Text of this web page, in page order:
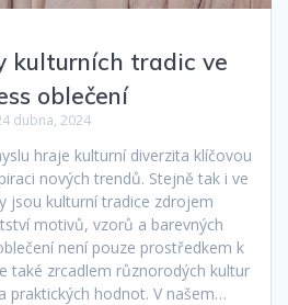
kulturních tradic ve
oblečení
dubna, 2024
hraje kulturní diverzita klíčovou
nových trendů. Stejně tak i ve
jsou kulturní tradice zdrojem
motivů, vzorů a barevných
není pouze prostředkem k
také zrcadlem různorodých kultur
praktických hodnot. V našem…